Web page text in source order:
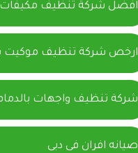
افضل شركة تنظيف مكيفات
ارخص شركة تنظيف موكيت
شركة تنظيف واجهات
صيانه افران فى دبى